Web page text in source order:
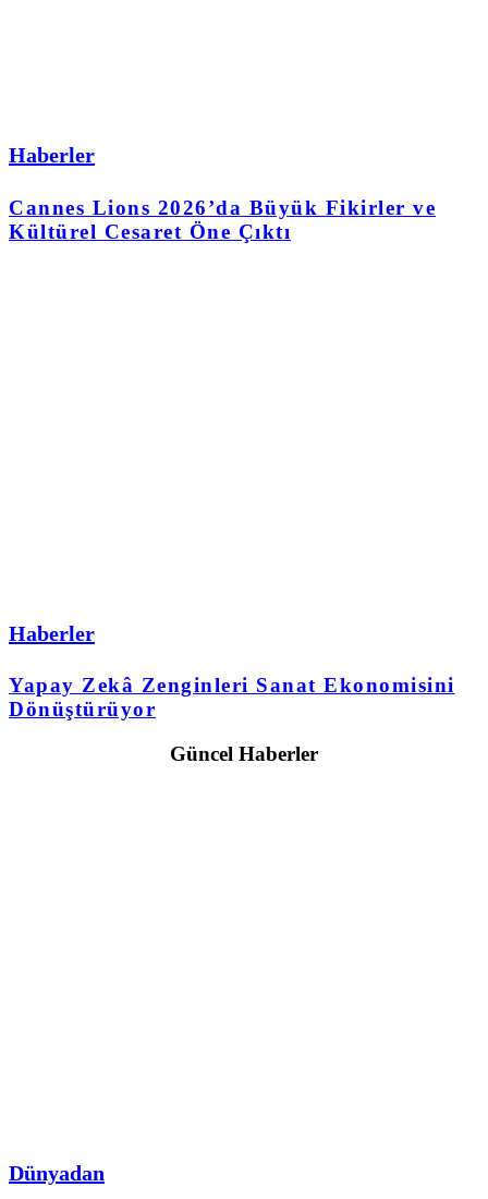
Haberler
Cannes Lions 2026’da Büyük Fikirler ve
Kültürel Cesaret Öne Çıktı
Haberler
Yapay Zekâ Zenginleri Sanat Ekonomisini
Dönüştürüyor
Güncel Haberler
Dünyadan